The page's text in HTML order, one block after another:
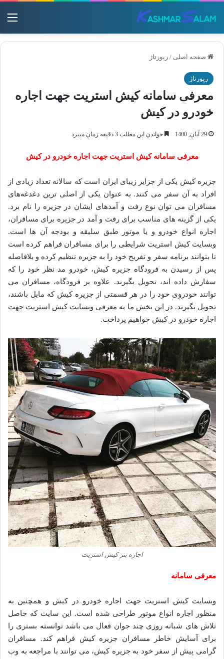
صفحه اصلی / رپورتاژ
رپورتاژ
معرفی سامانه کیش استریت جهت اجاره
خودرو در کیش
29 آبان, 1400 خواندن این مطلب 3 دقیقه زمان میبرد
معرفی سامانه کیش استریت جهت اجاره خودرو در کیش
جزیره کیش یکی از جزایر زیبای ایران است که سالانه تعداد زیادی از
افراد به آن سفر می‌ کنند. به عنوان یکی از اصلی ترین دغدغه‌های
مسافران می توان نوع رفت و آمدهای ایشان در جزیره را نام برد.
یکی از گزینه‌ های مناسب برای رفت و آمد در جزیره برای مسافران،
اجاره انواع خودرو و یا موتور طبق سلیقه و بودجه آن ها است.
وبسایت کیش استریت شرایطی را برای مسافران فراهم کرده است
تا بتوانند برنامه سفر و تفریح خود را به جزیره تنظیم کرده و بلافاصله
پس از رسیدن به فرودگاه جزیره کیش، خودرو مد نظر خود را که
سفارش داده اند، تحویل بگیرند. علاوه بر فرودگاه، مسافران می
توانند خودروی خود را در هر قسمتی از جزیره کیش که مایل باشند،
تحویل بگیرند. در این بخش ما به معرفی وبسایت کیش استریت جهت
اجاره خودرو در کیش خواهیم پرداخت.
اجاره بنز کیش استریت
معرفی سامانه
وبسایت کیش استریت جهت اجاره خودرو در کیش و همچنین به
منظور اجاره انواع موتور طراحی شده است. این سایت که حاصل
تلاش های شبانه روزی چند جوان فعال می باشد توانسته بستری را
برای آسایش خاطر مسافران جزیره کیش فراهم کند. مسافران
گرامی پیش از سفر خود به جزیره کیش، می توانند با مراجعه به وب